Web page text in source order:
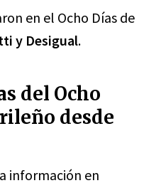
en el Ocho Días de
y Desigual.
del Ocho
desde
información en